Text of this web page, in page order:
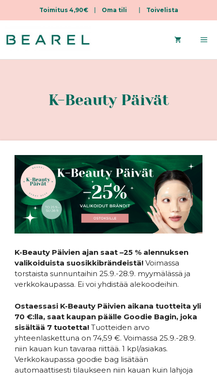
Toimitus 4,90€| Oma tili Toivelista
sisältöön
K-Beauty Päivät
K-Beauty Päivien ajan saat –25 % alennuksen
valikoiduista suosikkibrändeistä! Voimassa
torstaista sunnuntaihin 25.9.-28.9. myymälässä ja
verkkokaupassa. Ei voi yhdistää alekoodeihin.
Ostaessasi K-Beauty Päivien aikana tuotteita yli
70 €:lla, saat kaupan päälle Goodie Bagin, joka
sisältää 7 tuotetta! Tuotteiden arvo
yhteenlaskettuna on 74,59 €. Voimassa 25.9.-28.9.
niin kauan kun tavaraa riittää. 1 kpl/asiakas.
Verkkokaupassa goodie bag lisätään
automaattisesti tilaukseen niin kauan kuin lahjoja